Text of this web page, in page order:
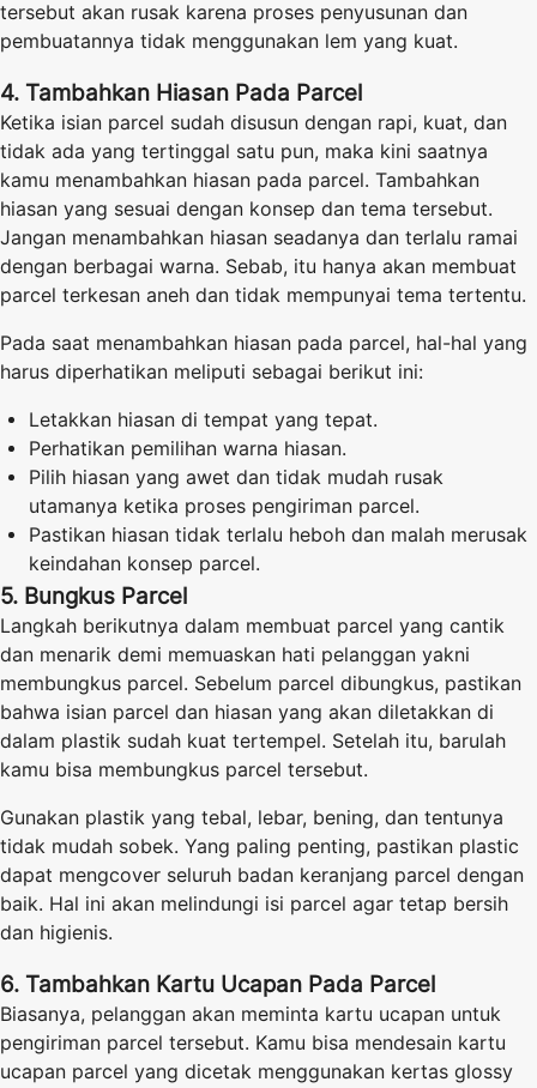
tersebut akan rusak karena proses penyusunan dan
pembuatannya tidak menggunakan lem yang kuat.
4. Tambahkan Hiasan Pada Parcel
Ketika isian parcel sudah disusun dengan rapi, kuat, dan
tidak ada yang tertinggal satu pun, maka kini saatnya
kamu menambahkan hiasan pada parcel. Tambahkan
hiasan yang sesuai dengan konsep dan tema tersebut.
Jangan menambahkan hiasan seadanya dan terlalu ramai
dengan berbagai warna. Sebab, itu hanya akan membuat
parcel terkesan aneh dan tidak mempunyai tema tertentu.
Pada saat menambahkan hiasan pada parcel, hal-hal yang
harus diperhatikan meliputi sebagai berikut ini:
Letakkan hiasan di tempat yang tepat.
Perhatikan pemilihan warna hiasan.
Pilih hiasan yang awet dan tidak mudah rusak
utamanya ketika proses pengiriman parcel.
Pastikan hiasan tidak terlalu heboh dan malah merusak
keindahan konsep parcel.
5. Bungkus Parcel
Langkah berikutnya dalam membuat parcel yang cantik
dan menarik demi memuaskan hati pelanggan yakni
membungkus parcel. Sebelum parcel dibungkus, pastikan
bahwa isian parcel dan hiasan yang akan diletakkan di
dalam plastik sudah kuat tertempel. Setelah itu, barulah
kamu bisa membungkus parcel tersebut.
Gunakan plastik yang tebal, lebar, bening, dan tentunya
tidak mudah sobek. Yang paling penting, pastikan plastic
dapat mengcover seluruh badan keranjang parcel dengan
baik. Hal ini akan melindungi isi parcel agar tetap bersih
dan higienis.
6. Tambahkan Kartu Ucapan Pada Parcel
Biasanya, pelanggan akan meminta kartu ucapan untuk
pengiriman parcel tersebut. Kamu bisa mendesain kartu
ucapan parcel yang dicetak menggunakan kertas glossy